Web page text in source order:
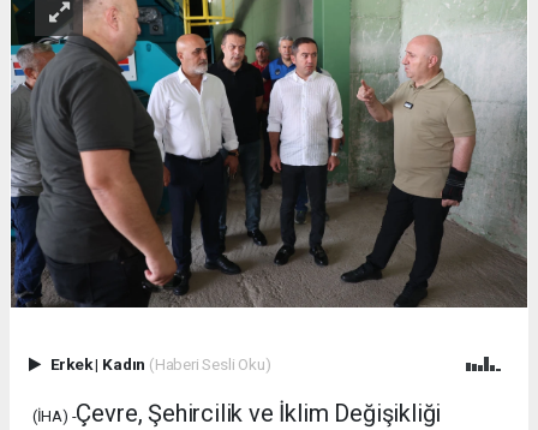
Erkek| Kadın (Haberi Sesli Oku)
(İHA) -Çevre, Şehircilik ve İklim Değişikliği